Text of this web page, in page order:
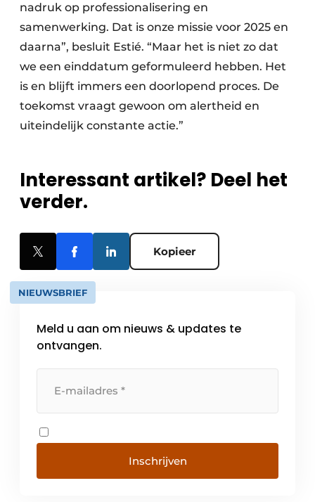
nadruk op professionalisering en
samenwerking. Dat is onze missie voor 2025 en
daarna”, besluit Estié. “Maar het is niet zo dat
we een einddatum geformuleerd hebben. Het
is en blijft immers een doorlopend proces. De
toekomst vraagt gewoon om alertheid en
uiteindelijk constante actie.”
Interessant artikel? Deel het
verder.
Kopieer
NIEUWSBRIEF
Meld u aan om nieuws & updates te
ontvangen.
Inschrijven